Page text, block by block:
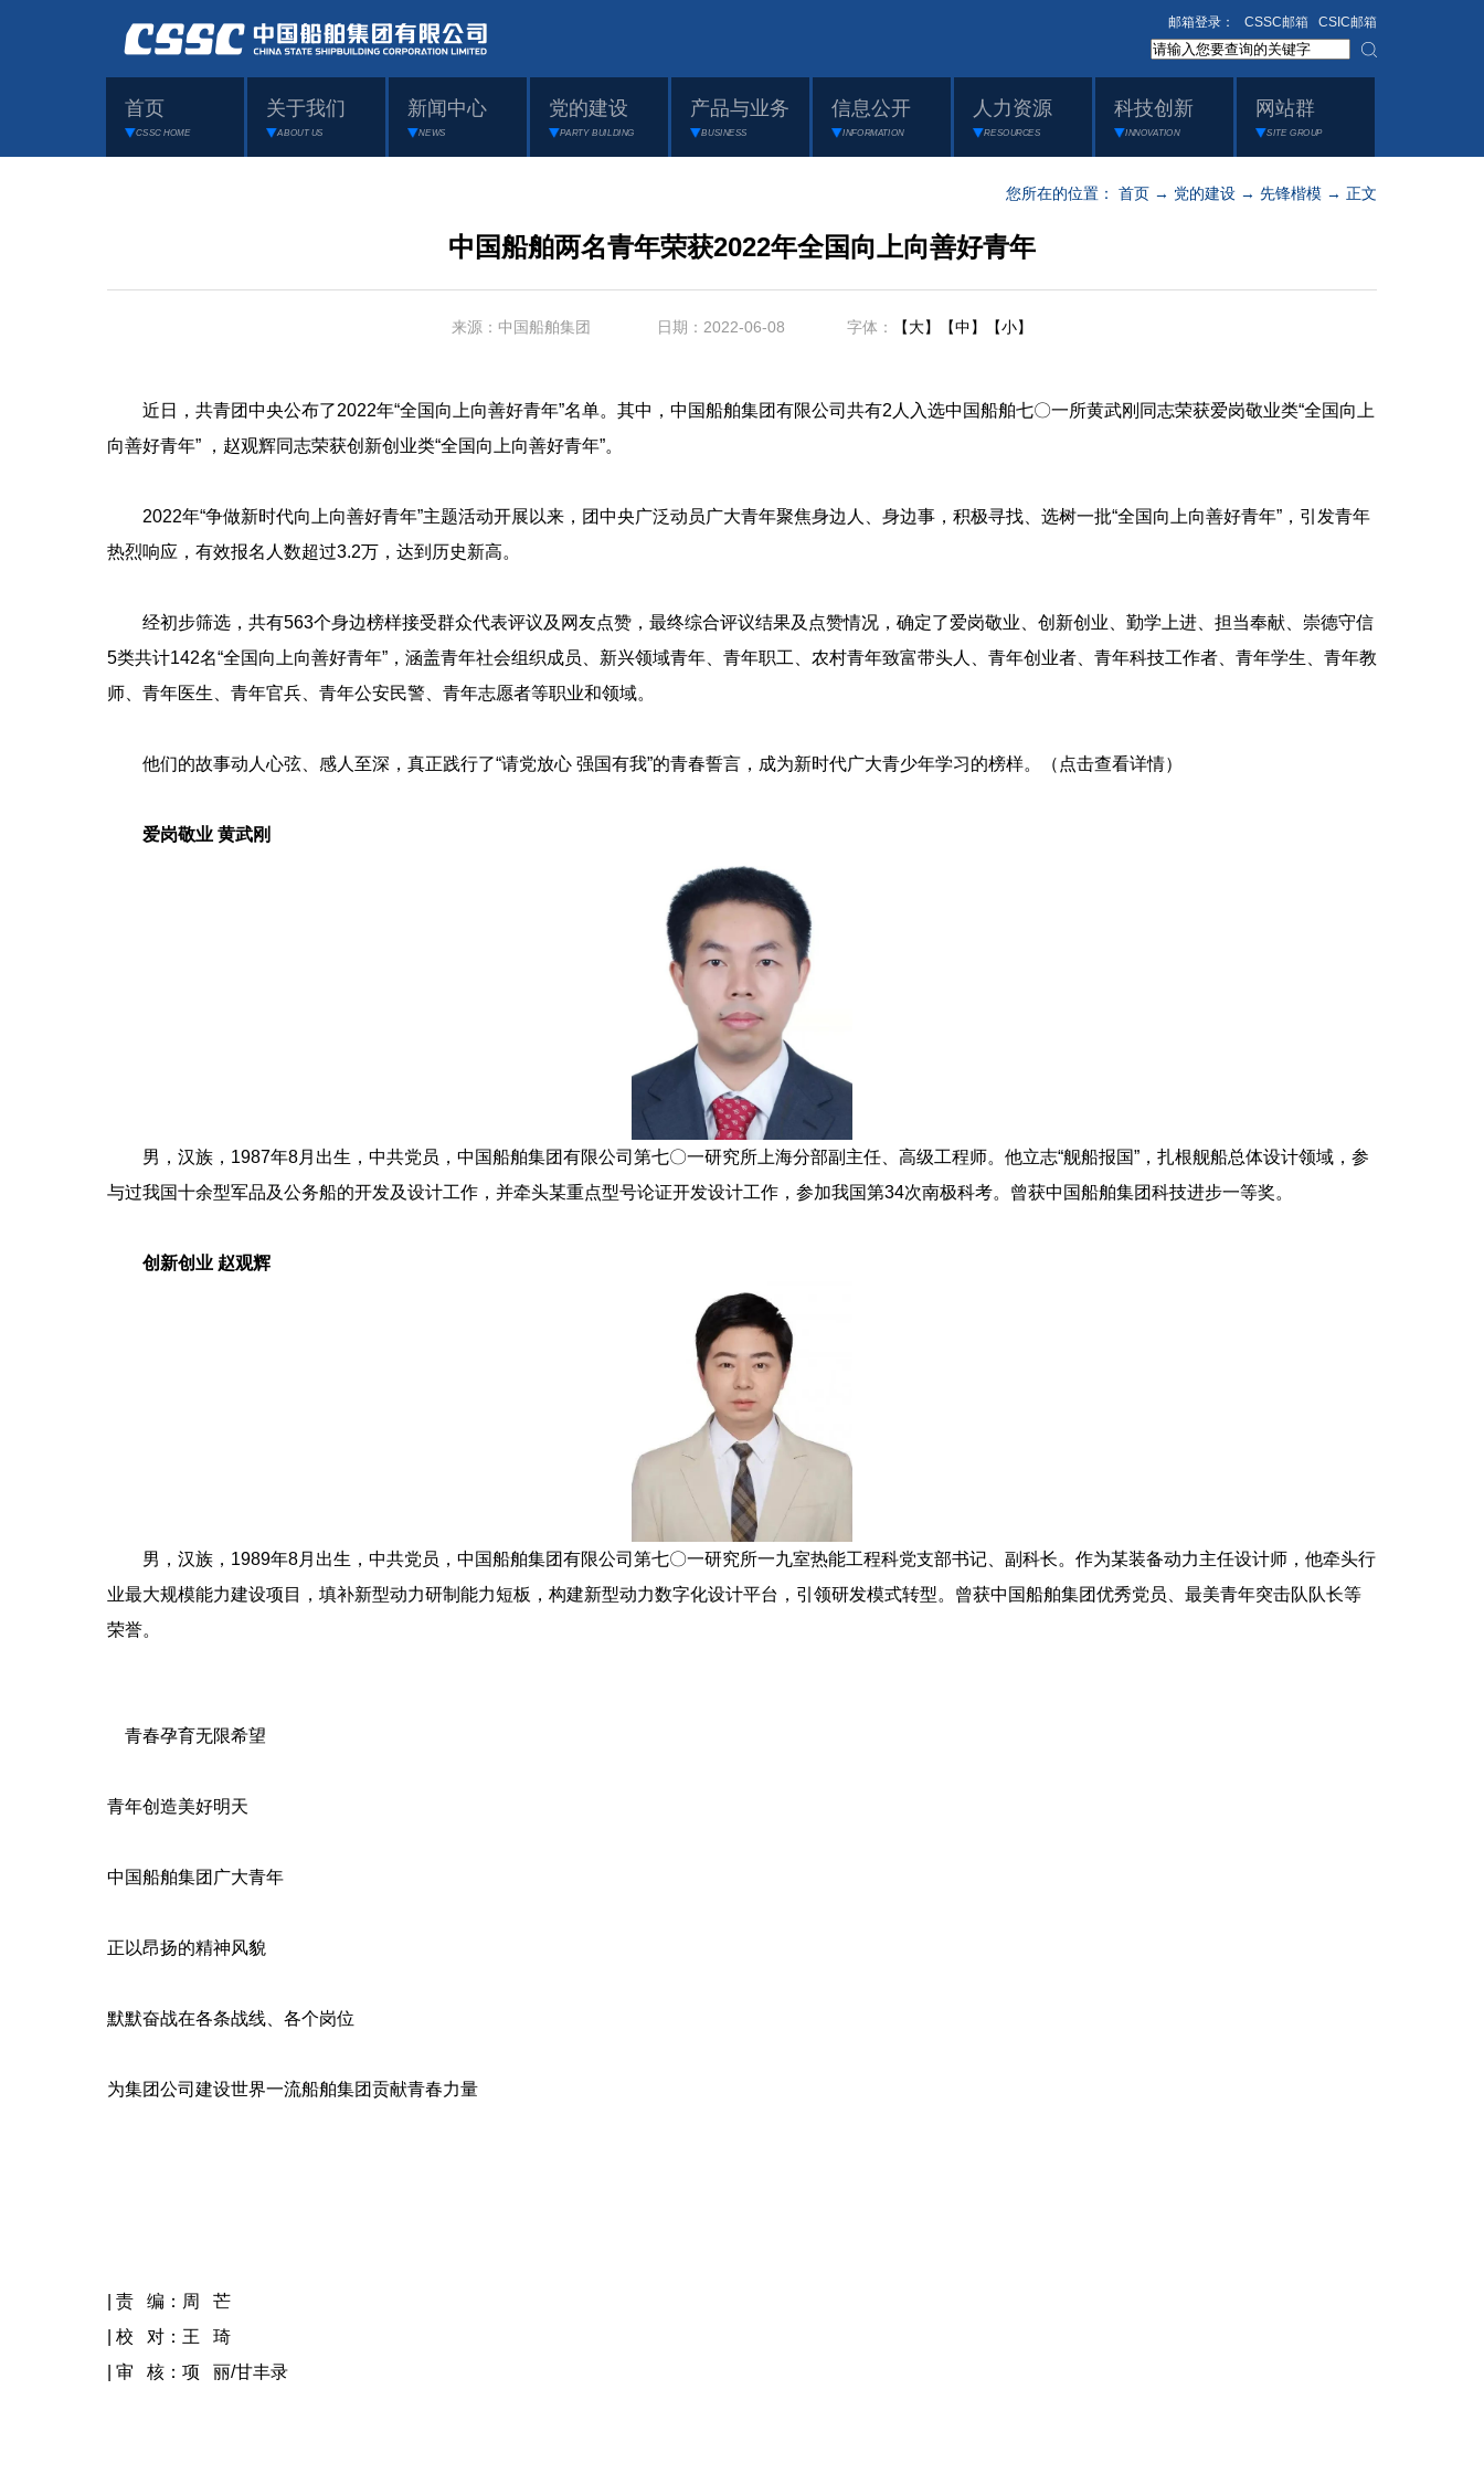
邮箱登录： CSSC邮箱 CSIC邮箱
首页
CSSC HOME
关于我们
ABOUT US
新闻中心
NEWS
党的建设
PARTY BUILDING
产品与业务
BUSINESS
信息公开
INFORMATION
人力资源
RESOURCES
科技创新
INNOVATION
网站群
SITE GROUP
您所在的位置： 首页 → 党的建设 → 先锋楷模 → 正文
中国船舶两名青年荣获2022年全国向上向善好青年
来源：中国船舶集团 日期：2022-06-08 字体： 【大】 【中】 【小】
近日，共青团中央公布了2022年“全国向上向善好青年”名单。其中，中国船舶集团有限公司共有2人入选中国船舶七〇一所黄武刚同志荣获爱岗敬业类“全国向上
向善好青年” ，赵观辉同志荣获创新创业类“全国向上向善好青年”。
2022年“争做新时代向上向善好青年”主题活动开展以来，团中央广泛动员广大青年聚焦身边人、身边事，积极寻找、选树一批“全国向上向善好青年”，引发青年
热烈响应，有效报名人数超过3.2万，达到历史新高。
经初步筛选，共有563个身边榜样接受群众代表评议及网友点赞，最终综合评议结果及点赞情况，确定了爱岗敬业、创新创业、勤学上进、担当奉献、崇德守信
5类共计142名“全国向上向善好青年”，涵盖青年社会组织成员、新兴领域青年、青年职工、农村青年致富带头人、青年创业者、青年科技工作者、青年学生、青年教
师、青年医生、青年官兵、青年公安民警、青年志愿者等职业和领域。
他们的故事动人心弦、感人至深，真正践行了“请党放心 强国有我”的青春誓言，成为新时代广大青少年学习的榜样。（ 点击查看详情）
爱岗敬业 黄武刚
男，汉族，1987年8月出生，中共党员，中国船舶集团有限公司第七〇一研究所上海分部副主任、高级工程师。他立志“舰船报国”，扎根舰船总体设计领域，参
与过我国十余型军品及公务船的开发及设计工作，并牵头某重点型号论证开发设计工作，参加我国第34次南极科考。曾获中国船舶集团科技进步一等奖。
创新创业 赵观辉
男，汉族，1989年8月出生，中共党员，中国船舶集团有限公司第七〇一研究所一九室热能工程科党支部书记、副科长。作为某装备动力主任设计师，他牵头行
业最大规模能力建设项目，填补新型动力研制能力短板，构建新型动力数字化设计平台，引领研发模式转型。曾获中国船舶集团优秀党员、最美青年突击队队长等
荣誉。
青春孕育无限希望
青年创造美好明天
中国船舶集团广大青年
正以昂扬的精神风貌
默默奋战在各条战线、各个岗位
为集团公司建设世界一流船舶集团贡献青春力量
| 责 编：周 芒
| 校 对：王 琦
| 审 核：项 丽/甘丰录